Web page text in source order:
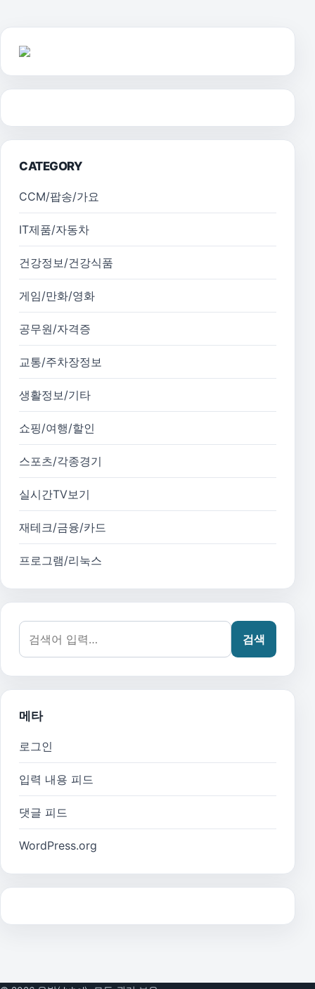
CATEGORY
CCM/팝송/가요
IT제품/자동차
건강정보/건강식품
게임/만화/영화
공무원/자격증
교통/주차장정보
생활정보/기타
쇼핑/여행/할인
스포츠/각종경기
실시간TV보기
재테크/금융/카드
프로그램/리눅스
검색어:
검색
메타
로그인
입력 내용 피드
댓글 피드
WordPress.org